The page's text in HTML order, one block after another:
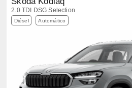
2.0 TDI DSG Selection
Diésel Automático